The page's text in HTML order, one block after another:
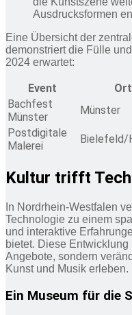
Ausdrucksformen
Eine Übersicht der
demonstriert die Fülle
2024 erwartet:
Event Ort
Bachfest
Münster
Münster
Postdigitale
Malerei
Bielefeld/
Kultur trifft
In Nordrhein-Westfalen
Technologie zu einem
und interaktive
bietet. Diese
Angebote, sondern
Kunst und Musik erleben.
Ein Museum für die